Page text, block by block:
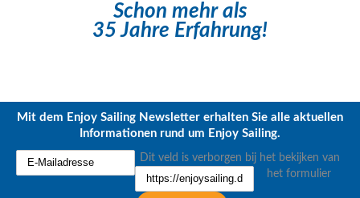
Schon mehr als
35 Jahre Erfahrung!
Mit dem Enjoy Sailing Newsletter erhalten Sie alle aktuellen
Informationen rund um Enjoy Sailing.
Dit veld is verborgen bij het bekijken van
het formulier